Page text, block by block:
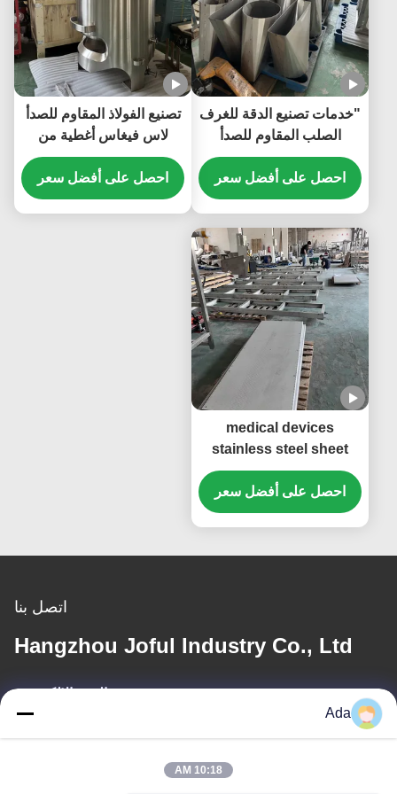
"خدمات تصنيع الدقة للغرف
الصلب المقاوم للصدأ
المخصصة للتطبيقات
الصناعية
احصل على أفضل سعر
تصنيع الفولاذ المقاوم للصدأ
لاس فيغاس أغطية من
صفيحات الفولاذ المقاوم
للصدأ للصناعة الطبية
ومكونات الميزان الإلكتروني
احصل على أفضل سعر
medical devices
stainless steel sheet
fabrication Stainless
steel sheet metal parts
are customized and
drawings, with export
احصل على أفضل سعر
اتصل بنا
Hangzhou Joful Industry Co., Ltd
البريد الإلكتروني
Ada
10:18 AM